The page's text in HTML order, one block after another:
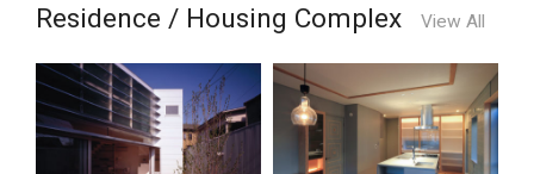
Residence / Housing Complex View All